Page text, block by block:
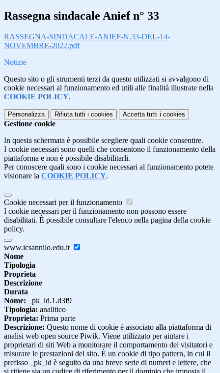
Rassegna sindacale Anief n° 33
RASSEGNA-SINDACALE-ANIEF-N.33-DEL-14-
NOVEMBRE-2022.pdf
Notizie
Questo sito o gli strumenti terzi da questo utilizzati si avvalgono di
cookie necessari al funzionamento ed utili alle finalità illustrate nella
COOKIE POLICY.
Personalizza Rifiuta tutti i cookies Accetta tutti i cookies
Gestione cookie
In questa schermata è possibile scegliere quali cookie consentire.
I cookie necessari sono quelli che consentono il funzionamento della
piattaforma e non è possibile disabilitarli.
Per conoscere quali sono i cookie necessari al funzionamento potete
visionare la COOKIE POLICY.
Cookie necessari per il funzionamento
I cookie necessari per il funzionamento non possono essere
disabilitati. È possibile consultare l'elenco nella pagina della cookie
policy.
www.icsannilo.edu.it
Nome
Tipologia
Proprieta
Descrizione
Durata
Nome: _pk_id.1.d3f9
Tipologia: analitico
Proprieta: Prima parte
Descrizione: Questo nome di cookie è associato alla piattaforma di
analisi web open source Piwik. Viene utilizzato per aiutare i
proprietari di siti Web a monitorare il comportamento dei visitatori e
misurare le prestazioni del sito. È un cookie di tipo pattern, in cui il
prefisso _pk_id è seguito da una breve serie di numeri e lettere, che